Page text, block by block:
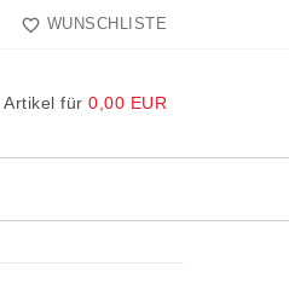
WUNSCHLISTE
Artikel für 0,00 EUR